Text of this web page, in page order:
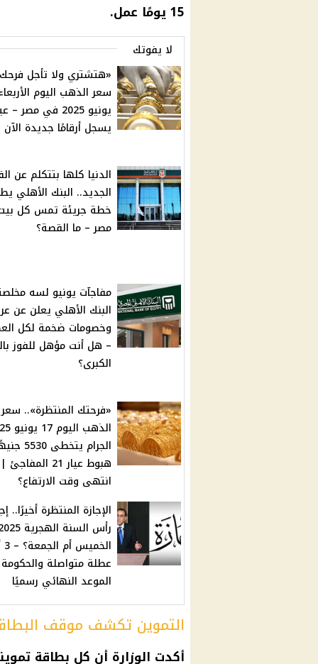
15 يومًا عمل.
لا يفوتك
«هتشتري ولا تأجل
يسجل أرقامًا جديدة الآن
الدنيا كلها بتتكلم عن
الجديد.. البنك الأهلي
خطة جريئة تمس كل
مصر – ما القصة؟
مفاجآت يونيو لسه
البنك الأهلي يعلن عن
وخصومات ضخمة لكل
– هل أنت مؤهل للفوز
الكبرى؟
«فرحتك المنتظرة».. سعر
الجرام
هبوط عيار 21
انتهى وقت الارتفاع؟
الإجازة المنتظرة أخيرًا..
رأس السنة
عطلة متواصلة
الموعد النهائي رسميًا
التموين تكشف موقف
أكدت الوزارة أن كل بطاقة